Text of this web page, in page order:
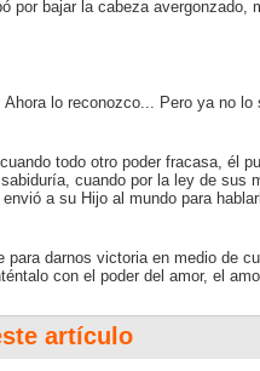
por bajar la cabeza avergonzado,
lo reconozco... Pero ya no
todo otro poder fracasa, él
cuando por la ley de sus
a su Hijo al mundo para
para darnos victoria en medio de
con el poder del amor, el
artículo